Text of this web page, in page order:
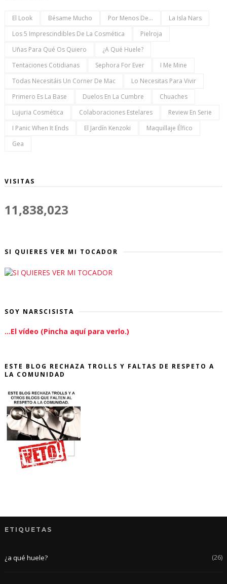
El Look Bésame Mucho Por Menos De...
La Isla Nars
Los 5 Imprescindibles De La Cosmética
Pielroja
Uñas Para Qué Os Quiero
¿a Qué Huele?
Tentaciones Cotidianas
Sephora For Ever
I Me Mine
Todas Necesitáis Un Corner De Mac
Lo Necesitas Para Vivir
Primero Es La Base
Duelos En La Cumbre
Chuaches
Lujuria Cosmética
Colaboraciones Estelares
Review En Serie
I Panic When It Ends
El Jardín Kenzoki
Maquillaje Élfico
Gea
VISITAS
11,838,023
SI QUIERES VER MI TOCADOR
SOY NARSCISISTA
...El vídeo (Pincha aquí para verlo.)
ESTE BLOG RECHAZA TROLLS Y FALTAS DE RESPETO A
LA COMUNIDAD
ETIQUETAS
¿a qué huele? (26)